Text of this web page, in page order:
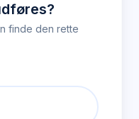
finde den rette